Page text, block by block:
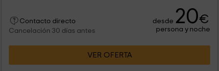
Contacto directo
Cancelación 30 días antes
desde 20€
persona y noche
VER OFERTA